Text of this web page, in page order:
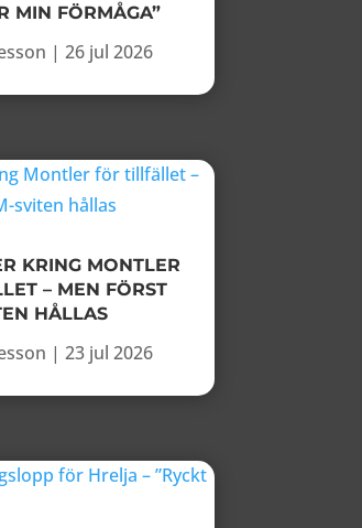
MIN FÖRMÅGA”
| 26 jul 2026
KRING MONTLER
– MEN FÖRST
HÅLLAS
| 23 jul 2026